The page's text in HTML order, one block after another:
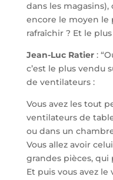
dans les magasins),
encore le moyen le
rafraîchir ? Et le
Jean-Luc Ratier:
c’est le plus vendu
de ventilateurs :
Vous avez les tout
ventilateurs de
ou dans un
Vous allez avoir
grandes pièces,
Et puis vous avez